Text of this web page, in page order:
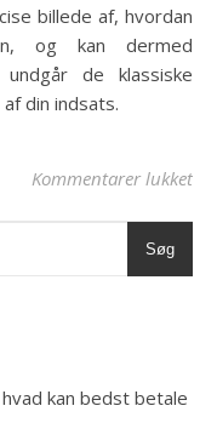
billede af, hvordan
og kan dermed
de klassiske
din indsats.
Kommentarer lukkettil
Søg
kan bedst betale